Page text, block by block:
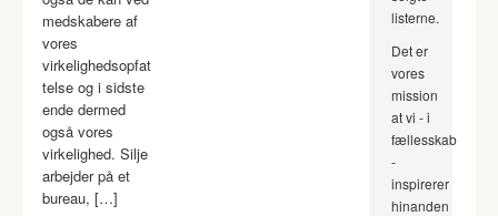
medskabere af
vores
virkelighedsopfat
telse og i sidste
ende dermed
også vores
virkelighed. Silje
arbejder på et
bureau, […]
listerne.
Det er
vores
mission
at vi - i
fællesskab
-
inspirerer
hinanden